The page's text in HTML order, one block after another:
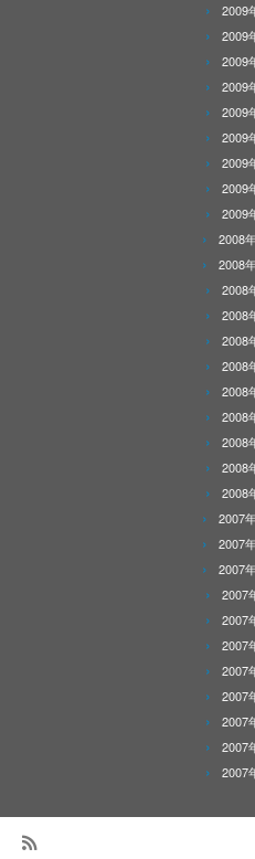
2009
2009
2009
2009
2009
2009
2009
2009
2009
2008
2008
2008
2008
2008
2008
2008
2008
2008
2008
2008
2007
2007
2007
2007
2007
2007
2007
2007
2007
2007
2007